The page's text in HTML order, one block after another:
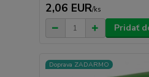
2,06 EUR/ks
Pridať
Doprava ZADARMO